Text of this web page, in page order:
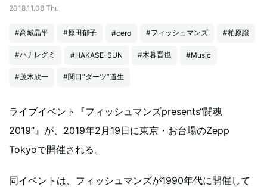
2018.11.08 Thu
#高城晶平 #原田郁子 #cero #フィッシュマンズ #柏原譲
#ハナレグミ #HAKASE-SUN #木暮晋也 #Music
#茂木欣一 #関口“ダーツ”道生
ライブイベント『フィッシュマンズpresents“闘魂
2019”』が、2019年2月19日に東京・お台場のZepp
Tokyoで開催される。
同イベントは、フィッシュマンズが1990年代に開催して